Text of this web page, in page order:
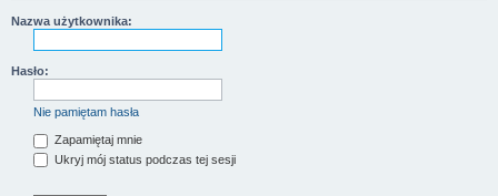
Nazwa użytkownika:
Hasło:
Nie pamiętam hasła
Zapamiętaj mnie
Ukryj mój status podczas tej sesji